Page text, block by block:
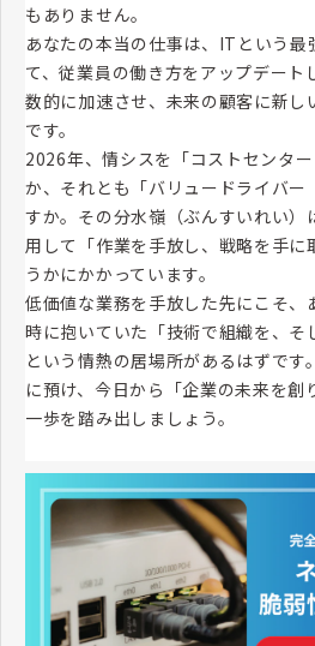
もありません。
あなたの本当の仕事は、ITという最
て、従業員の働き方をアップデート
数的に加速させ、未来の顧客に新し
です。
2026年、情シスを「コストセンタ
か、それとも「バリュードライバー
すか。その分水嶺（ぶんすいれい）
用して「作業を手放し、戦略を手
うかにかかっています。
低価値な業務を手放した先にこそ、
時に抱いていた「技術で組織を、そ
という情熱の居場所があるはずです
に預け、今日から「企業の未来を創
一歩を踏み出しましょう。